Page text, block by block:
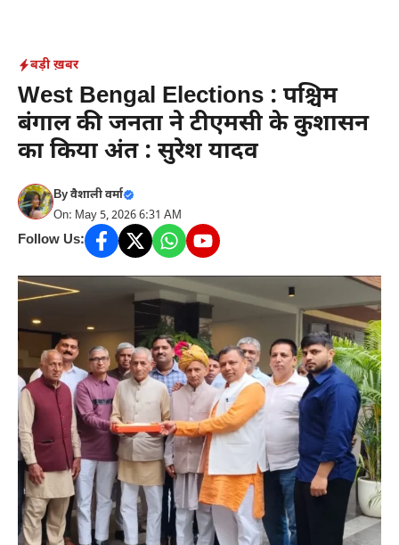
content
बड़ी ख़बर
West Bengal Elections : पश्चिम
बंगाल की जनता ने टीएमसी के कुशासन
का किया अंत : सुरेश यादव
Byवैशाली वर्मा
On: May 5, 2026 6:31 AM
Follow Us: